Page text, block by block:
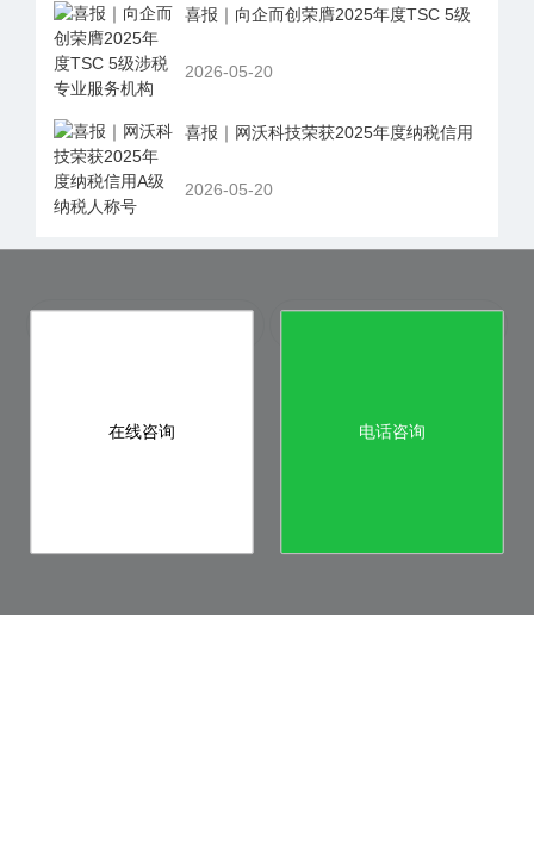
喜报｜向企而创荣膺2025年度TSC 5级
2026-05-20
喜报｜网沃科技荣获2025年度纳税信用
2026-05-20
在线咨询 电话咨询